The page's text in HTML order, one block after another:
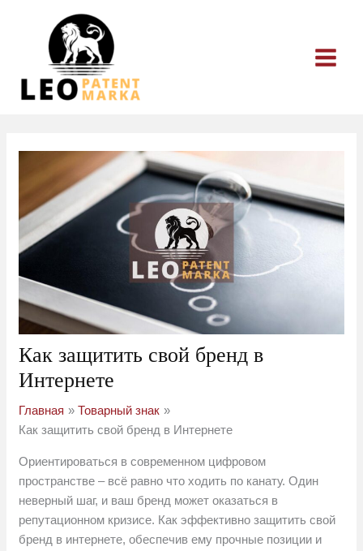
содержимому
Как защитить свой бренд в
Интернете
Главная
Товарный знак
Как защитить свой бренд в Интернете
Ориентироваться в современном цифровом
пространстве – всё равно что ходить по канату. Один
неверный шаг, и ваш бренд может оказаться в
репутационном кризисе. Как эффективно защитить свой
бренд в интернете, обеспечив ему прочные позиции и